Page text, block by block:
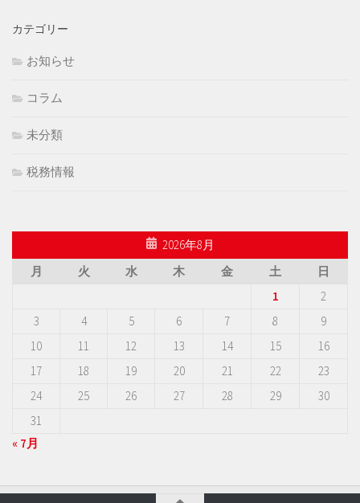
カテゴリー
お知らせ
コラム
未分類
税務情報
2026年8月
月
火 水 木 金 土
日
1
2
3
4 5 6 7 8
9
10
11 12 13 14 15
16
17
18 19 20 21 22
23
24
25 26 27 28 29
30
31
« 7月